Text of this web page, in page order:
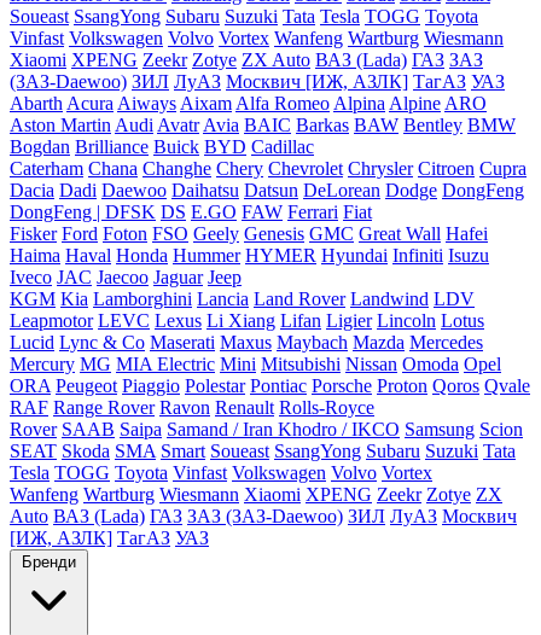
Soueast SsangYong Subaru Suzuki Tata Tesla TOGG Toyota
Vinfast Volkswagen Volvo Vortex Wanfeng Wartburg Wiesmann
Xiaomi XPENG Zeekr Zotye ZX Auto ВАЗ (Lada) ГАЗ ЗАЗ
(ЗАЗ-Daewoo) ЗИЛ ЛуАЗ Москвич [ИЖ, АЗЛК] ТагАЗ УАЗ
Abarth Acura Aiways Aixam Alfa Romeo Alpina Alpine ARO
Aston Martin Audi Avatr Avia BAIC Barkas BAW Bentley BMW
Bogdan Brilliance Buick BYD Cadillac
Caterham Chana Changhe Chery Chevrolet Chrysler Citroen Cupra
Dacia Dadi Daewoo Daihatsu Datsun DeLorean Dodge DongFeng
DongFeng | DFSK DS E.GO FAW Ferrari Fiat
Fisker Ford Foton FSO Geely Genesis GMC Great Wall Hafei
Haima Haval Honda Hummer HYMER Hyundai Infiniti Isuzu
Iveco JAC Jaecoo Jaguar Jeep
KGM Kia Lamborghini Lancia Land Rover Landwind LDV
Leapmotor LEVC Lexus Li Xiang Lifan Ligier Lincoln Lotus
Lucid Lync & Co Maserati Maxus Maybach Mazda Mercedes
Mercury MG MIA Electric Mini Mitsubishi Nissan Omoda Opel
ORA Peugeot Piaggio Polestar Pontiac Porsche Proton Qoros Qvale
RAF Range Rover Ravon Renault Rolls-Royce
Rover SAAB Saipa Samand / Iran Khodro / IKCO Samsung Scion
SEAT Skoda SMA Smart Soueast SsangYong Subaru Suzuki Tata
Tesla TOGG Toyota Vinfast Volkswagen Volvo Vortex
Wanfeng Wartburg Wiesmann Xiaomi XPENG Zeekr Zotye ZX
Auto ВАЗ (Lada) ГАЗ ЗАЗ (ЗАЗ-Daewoo) ЗИЛ ЛуАЗ Москвич
[ИЖ, АЗЛК] ТагАЗ УАЗ
Бренди